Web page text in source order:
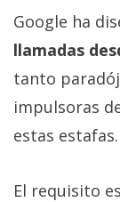
Google ha
llamadas
tanto
impulsoras
estas estafas.
El requisito